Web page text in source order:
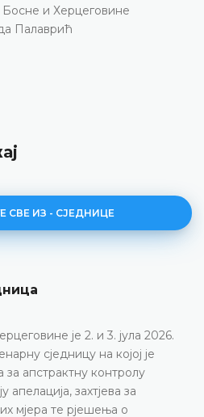
Босне и Херцеговине
Палаврић
СВЕ ИЗ - СЈЕДНИЦЕ
172. пленарне сједнице
Босне и Херцеговине одржаће
2. и 3. јула 2026. године